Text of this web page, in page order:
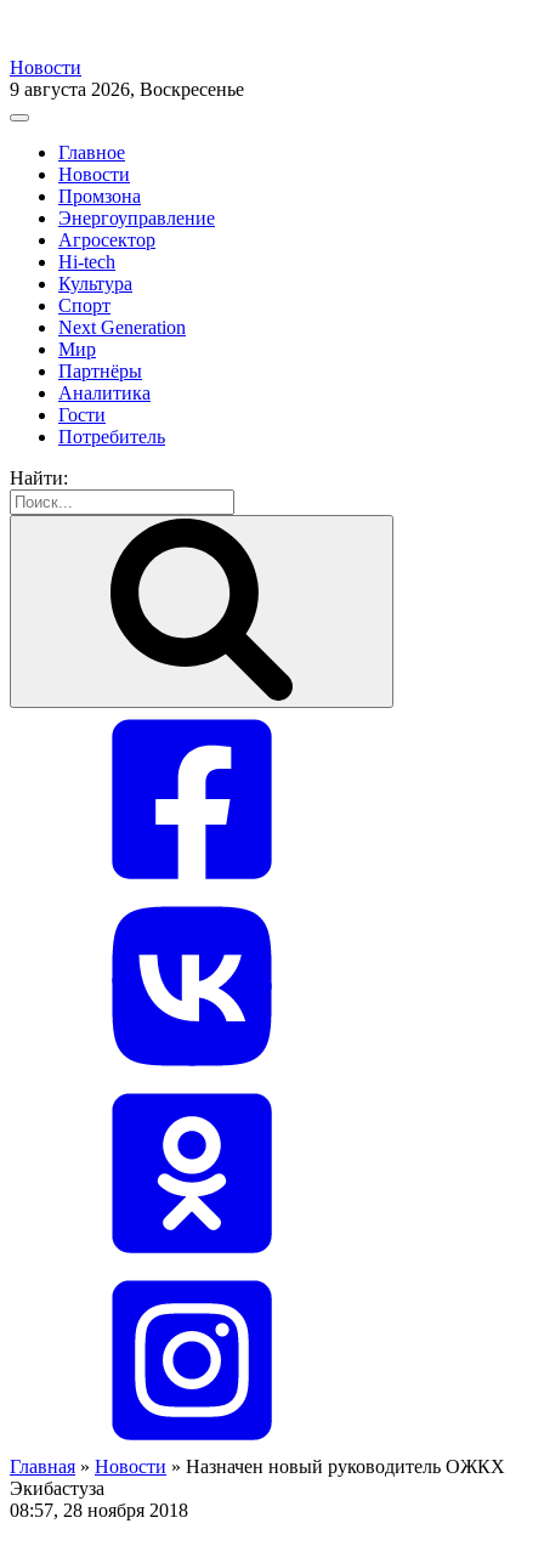
Новости
9 августа 2026, Воскресенье
Главное
Новости
Промзона
Энергоуправление
Агросектор
Hi-tech
Культура
Спорт
Next Generation
Мир
Партнёры
Аналитика
Гости
Потребитель
Найти:
Главная » Новости » Назначен новый руководитель ОЖКХ
Экибастуза
08:57, 28 ноября 2018